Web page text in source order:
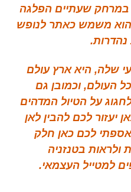
במרחק שעתיים הפלגה
משמש כאתר לנופש
נהדרות.
שלה, היא ארץ עולם
העולם, וכמובן גם
על הטיול המדהים
יעזור לכם להבין לאן
אספתי לכם כאן חלק
בטנזניה
למטייל העצמאי.